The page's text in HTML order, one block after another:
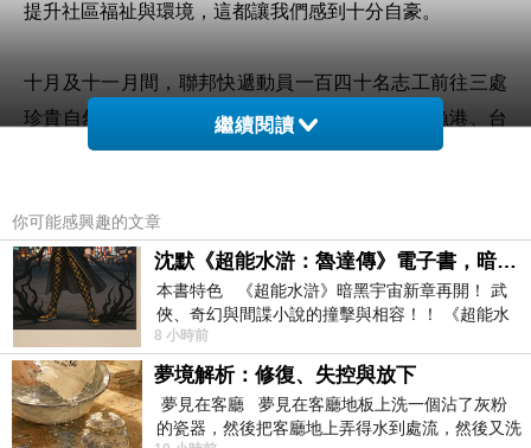
提升社區福祉與環境，這都讓我們感到十分自豪。
十月及十一月間，聯邦快遞動員一百四十名志工前往三處
珍貴自然景觀協助清理垃圾，三地包括桃園竹圍漁港、台
北象山及桃園石門山，不僅為志工們提供一個了解污染成
另在收容家暴兒童的懷德風箏緣地育幼院舉辦的關懷同樂
日，超過五十名聯邦快遞志工陪伴三十二位院童遊戲並共
進午餐。志工們亦協助運送由聯邦快遞團隊成員所捐贈的
物資，包括衣物、文具和玩具。
此外，十一月間有六十六位志工捲起衣袖捐血給台灣血液
繼續閱讀
你可能感興趣的文章
沈默《超能水滸：魯達傳》電子書，暗黑宇宙新章，一一五年八月璀璨上架！
本書特色 《超能水滸》暗黑宇宙新章再開！ 武
俠、奇幻與間諜小說的撞擊與相容！！ 《超能水
滸》系列第四部變幻登場
8 小時前
夢境解析：修復、失控與放下
夢見在客廳 夢見在客廳地板上洗一個沾了灰粉
的瓷器，然後把客廳地上弄得水到處流，然後又洗